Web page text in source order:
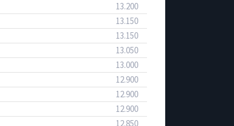
13.200
13.150
13.150
13.050
13.000
12.900
12.900
12.900
12.850